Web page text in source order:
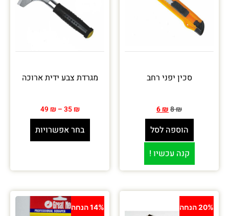
סכין יפני רחב
8₪
6₪
הוספה לסל
קנה עכשיו !
מגרדת צבע ידית ארוכה
35 ₪
–
49 ₪
בחר אפשרויות
20% הנחה 14% הנחה